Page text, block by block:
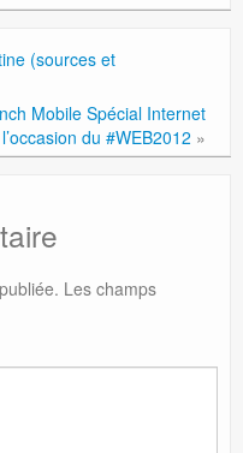
(sources et
Mobile Spécial Internet
du #WEB2012 »
Les champs